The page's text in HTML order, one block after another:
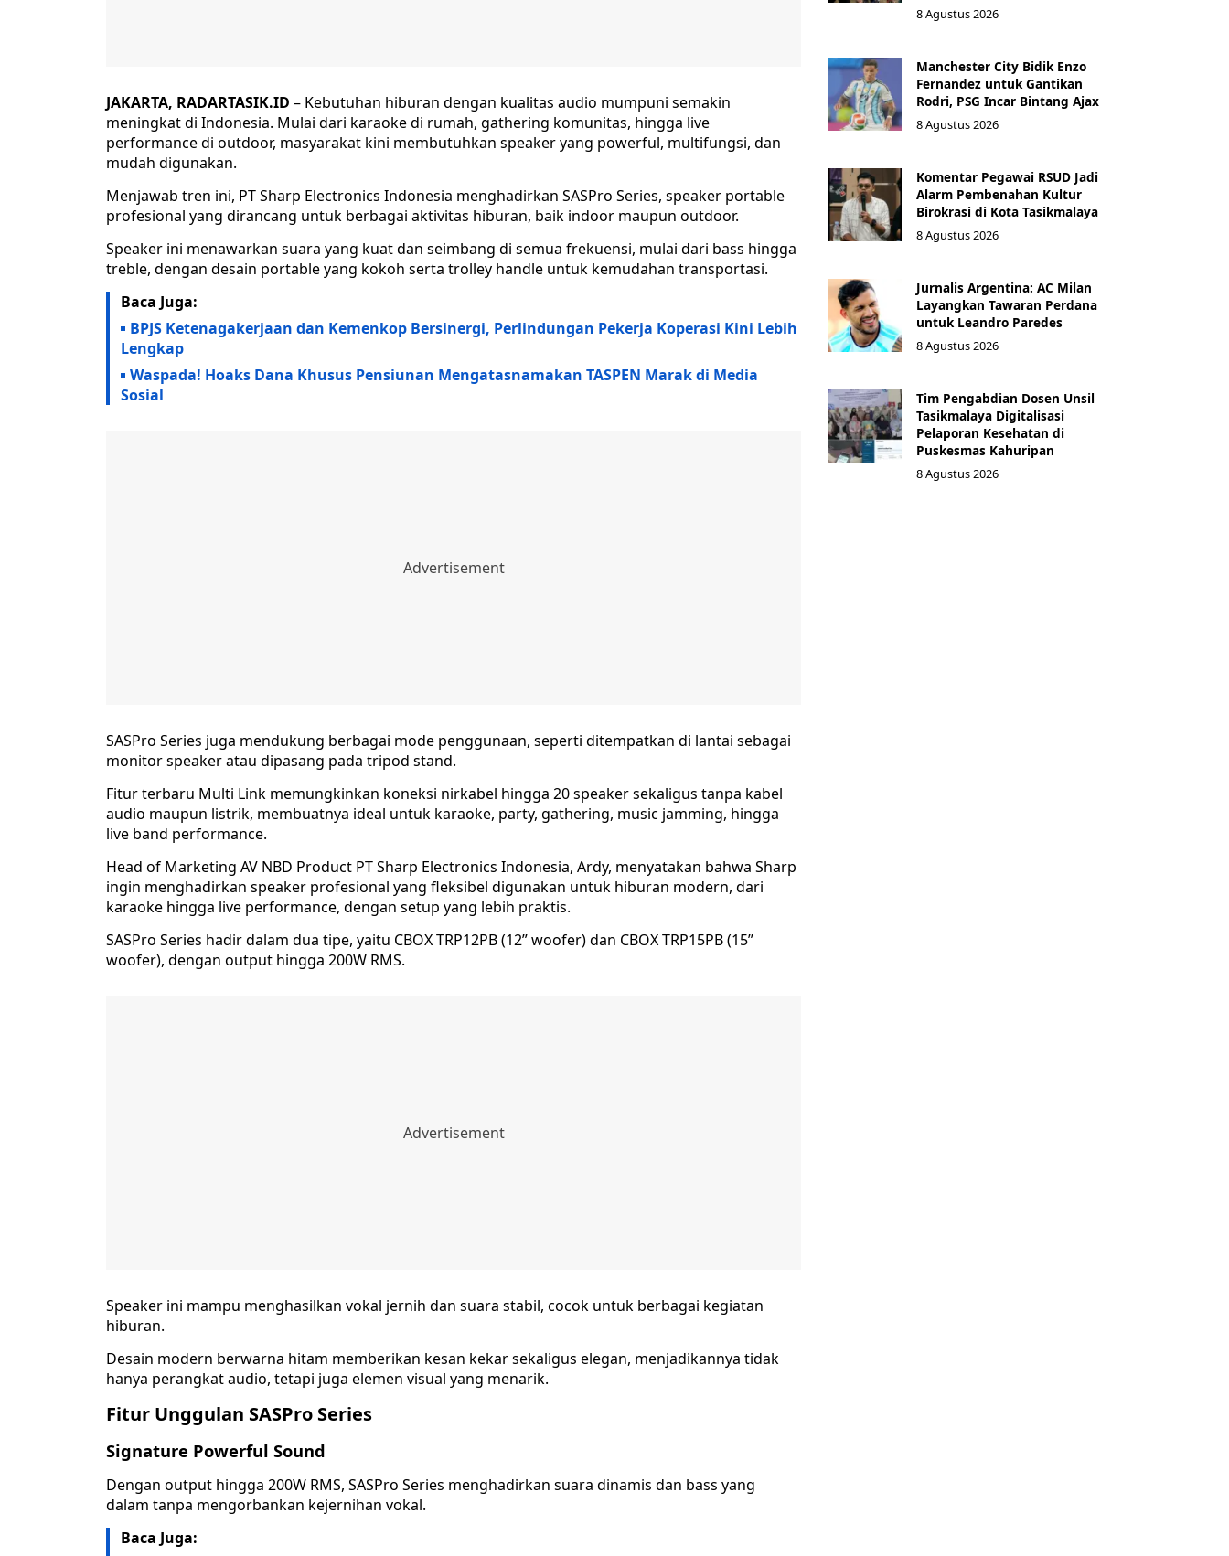
JAKARTA, RADARTASIK.ID – Kebutuhan hiburan dengan kualitas audio mumpuni semakin
meningkat di Indonesia. Mulai dari karaoke di rumah, gathering komunitas, hingga live
performance di outdoor, masyarakat kini membutuhkan speaker yang powerful, multifungsi, dan
mudah digunakan.
Menjawab tren ini, PT Sharp Electronics Indonesia menghadirkan SASPro Series, speaker portable
profesional yang dirancang untuk berbagai aktivitas hiburan, baik indoor maupun outdoor.
Speaker ini menawarkan suara yang kuat dan seimbang di semua frekuensi, mulai dari bass hingga
treble, dengan desain portable yang kokoh serta trolley handle untuk kemudahan transportasi.
Baca Juga:
BPJS Ketenagakerjaan dan Kemenkop Bersinergi, Perlindungan Pekerja Koperasi Kini Lebih
Lengkap
Waspada! Hoaks Dana Khusus Pensiunan Mengatasnamakan TASPEN Marak di Media
Sosial
SASPro Series juga mendukung berbagai mode penggunaan, seperti ditempatkan di lantai sebagai
monitor speaker atau dipasang pada tripod stand.
Fitur terbaru Multi Link memungkinkan koneksi nirkabel hingga 20 speaker sekaligus tanpa kabel
audio maupun listrik, membuatnya ideal untuk karaoke, party, gathering, music jamming, hingga
live band performance.
Head of Marketing AV NBD Product PT Sharp Electronics Indonesia, Ardy, menyatakan bahwa Sharp
ingin menghadirkan speaker profesional yang fleksibel digunakan untuk hiburan modern, dari
karaoke hingga live performance, dengan setup yang lebih praktis.
SASPro Series hadir dalam dua tipe, yaitu CBOX TRP12PB (12” woofer) dan CBOX TRP15PB (15”
woofer), dengan output hingga 200W RMS.
Speaker ini mampu menghasilkan vokal jernih dan suara stabil, cocok untuk berbagai kegiatan
hiburan.
Desain modern berwarna hitam memberikan kesan kekar sekaligus elegan, menjadikannya tidak
hanya perangkat audio, tetapi juga elemen visual yang menarik.
Fitur Unggulan SASPro Series
Signature Powerful Sound
Dengan output hingga 200W RMS, SASPro Series menghadirkan suara dinamis dan bass yang
dalam tanpa mengorbankan kejernihan vokal.
Baca Juga:
8 Agustus 2026
Manchester City Bidik Enzo
Fernandez untuk Gantikan
Rodri, PSG Incar Bintang Ajax
8 Agustus 2026
Komentar Pegawai RSUD Jadi
Alarm Pembenahan Kultur
Birokrasi di Kota Tasikmalaya
8 Agustus 2026
Jurnalis Argentina: AC Milan
Layangkan Tawaran Perdana
untuk Leandro Paredes
8 Agustus 2026
Tim Pengabdian Dosen Unsil
Tasikmalaya Digitalisasi
Pelaporan Kesehatan di
Puskesmas Kahuripan
8 Agustus 2026